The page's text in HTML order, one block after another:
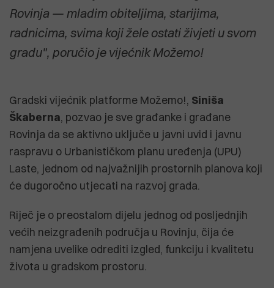
Rovinja — mladim obiteljima, starijima,
radnicima, svima koji žele ostati živjeti u svom
gradu", poručio je vijećnik Možemo!
Gradski vijećnik platforme Možemo!, Siniša
Škaberna, pozvao je sve građanke i građane
Rovinja da se aktivno uključe u javni uvid i javnu
raspravu o Urbanističkom planu uređenja (UPU)
Laste, jednom od najvažnijih prostornih planova koji
će dugoročno utjecati na razvoj grada.
Riječ je o preostalom dijelu jednog od posljednjih
većih neizgrađenih područja u Rovinju, čija će
namjena uvelike odrediti izgled, funkciju i kvalitetu
života u gradskom prostoru.